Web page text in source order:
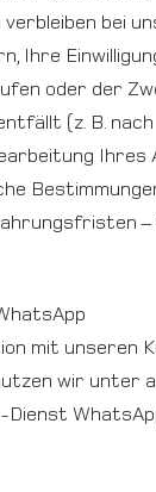
bei
Ihre
oder der
(z. B. nach
Ihres
–
mit unseren
wir unter